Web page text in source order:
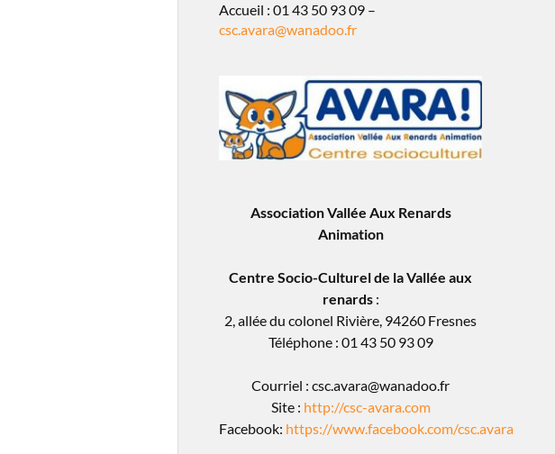
Accueil : 01 43 50 93 09 –
csc.avara@wanadoo.fr
Association Vallée Aux Renards
Animation
Centre Socio-Culturel de la Vallée aux
renards:
2, allée du colonel Rivière, 94260 Fresnes
Téléphone : 01 43 50 93 09
Courriel : csc.avara@wanadoo.fr
Site : http://csc-avara.com
Facebook: https://www.facebook.com/csc.avara